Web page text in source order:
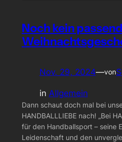
Noch kein
Nov. 29, 2024—von
in Allgemein
Dann schaut doch mal bei
HANDBALLLIEBE nach! „Bei
für den Handballsport – seine
Leidenschaft und den